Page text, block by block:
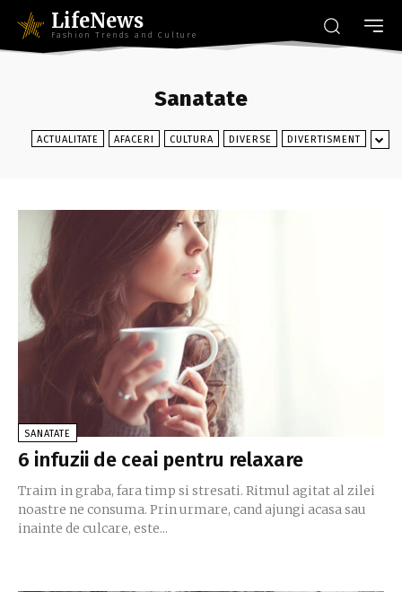
LifeNews
Fashion Trends and Culture
Sanatate
ACTUALITATE AFACERI CULTURA DIVERSE DIVERTISMENT
SANATATE
6 infuzii de ceai pentru relaxare
Traim in graba, fara timp si stresati. Ritmul agitat al zilei
noastre ne consuma. Prin urmare, cand ajungi acasa sau
inainte de culcare, este...